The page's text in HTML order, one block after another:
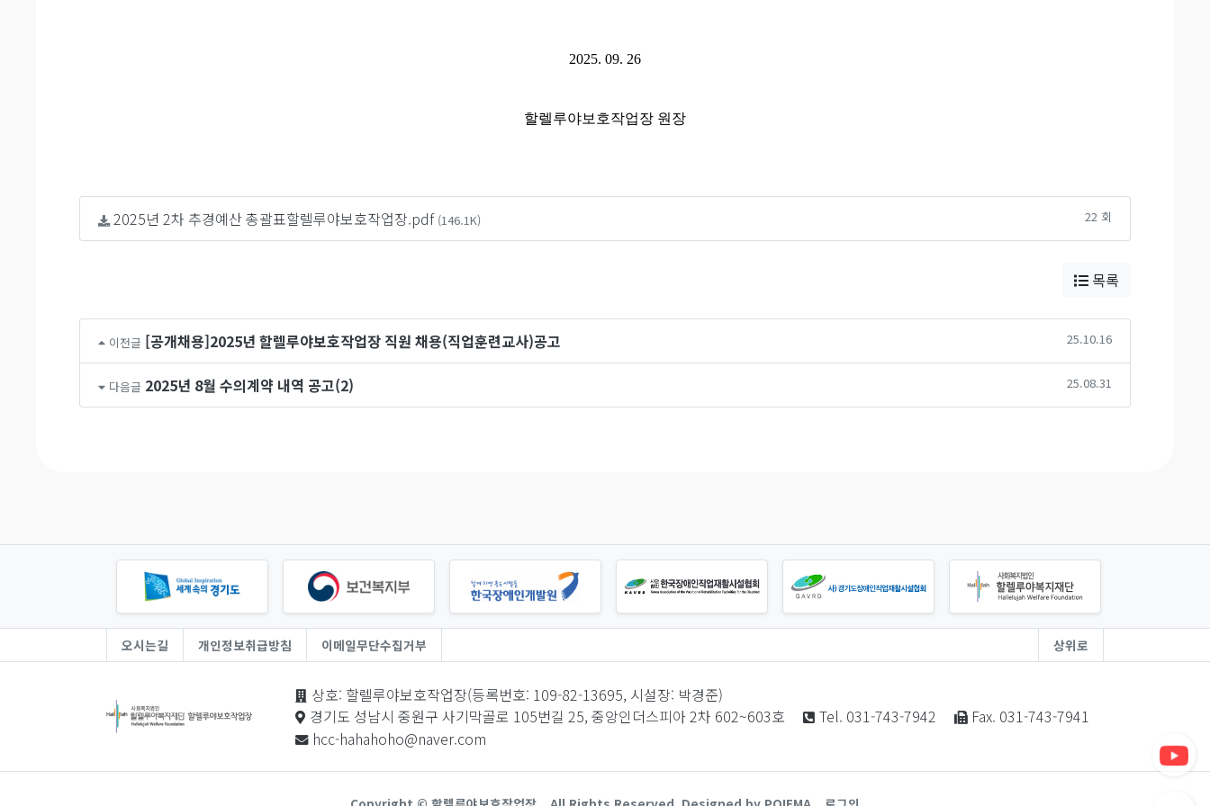
2025. 09. 26
할렐루야보호작업장 원장
2025년 2차 추경예산 총괄표할렐루야보호작업장.pdf (146.1K) 22 회
목록
이전글 [공개채용]2025년 할렐루야보호작업장 직원 채용(직업훈련교사)공고 25.10.16
다음글 2025년 8월 수의계약 내역 공고(2) 25.08.31
오시는길 개인정보취급방침 이메일무단수집거부 상위로
상호: 할렐루야보호작업장(등록번호: 109-82-13695, 시설장: 박경준)
경기도 성남시 중원구 사기막골로 105번길 25, 중앙인더스피아 2차 602~603호
Tel. 031-743-7942
Fax. 031-743-7941
hcc-hahahoho@naver.com